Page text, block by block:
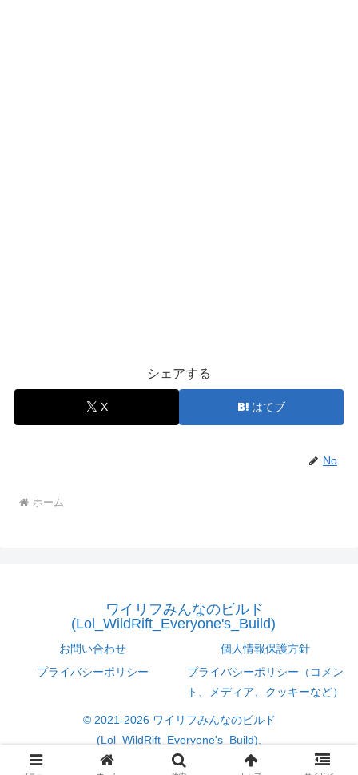
シェアする
X はてブ
No
ホーム
ワイリフみんなのビルド
(Lol_WildRift_Everyone's_Build)
お問い合わせ
個人情報保護方針
プライバシーポリシー
プライバシーポリシー（コメン
ト、メディア、クッキーなど）
© 2021-2026 ワイリフみんなのビルド
(Lol_WildRift_Everyone's_Build).